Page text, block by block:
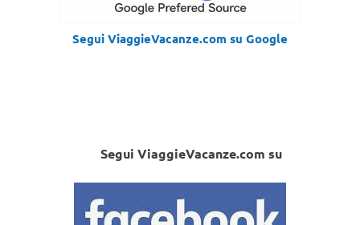
Segui ViaggieVacanze.com su Google
Segui ViaggieVacanze.com su